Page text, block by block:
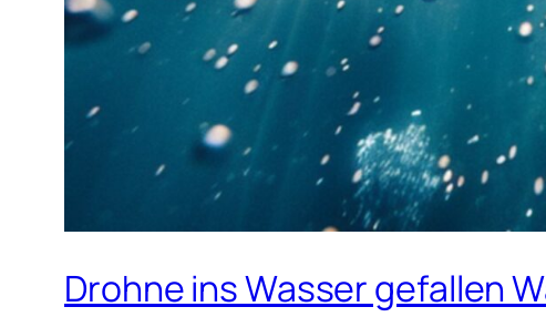
Drohne ins Wasser gefallen